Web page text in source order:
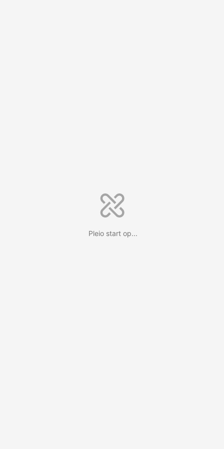
Pleio start op...